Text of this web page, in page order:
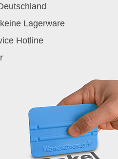
Lagerware
Hotline